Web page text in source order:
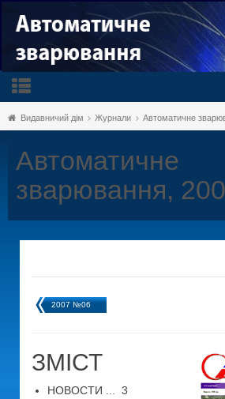
Видавничий дім Журнали Автоматичне
Автоматичне
зварювання,
2007 №06
ЗМІСТ
НОВОСТИ ... 3